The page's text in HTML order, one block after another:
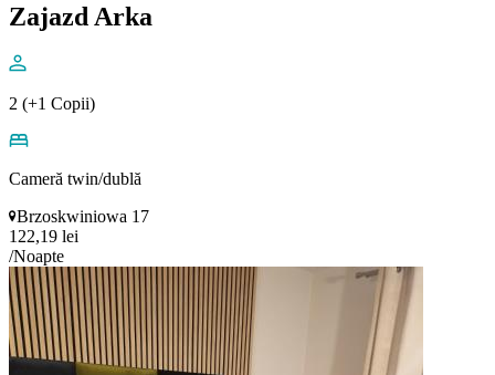
Zajazd Arka
2 (+1 Copii)
Cameră twin/dublă
Brzoskwiniowa 17
122,19 lei
/Noapte